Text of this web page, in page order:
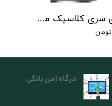
فلاسک استنلی 1.4 لیتری سری کلاسیک مدل Classic Legendary Bottle 1.4 L
درگاه امن بانکی